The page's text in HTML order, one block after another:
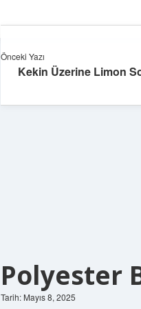
Polyester
Tarih: Mayıs 8, 2025
Önceki Yazı
Kekin Üzerine Limon